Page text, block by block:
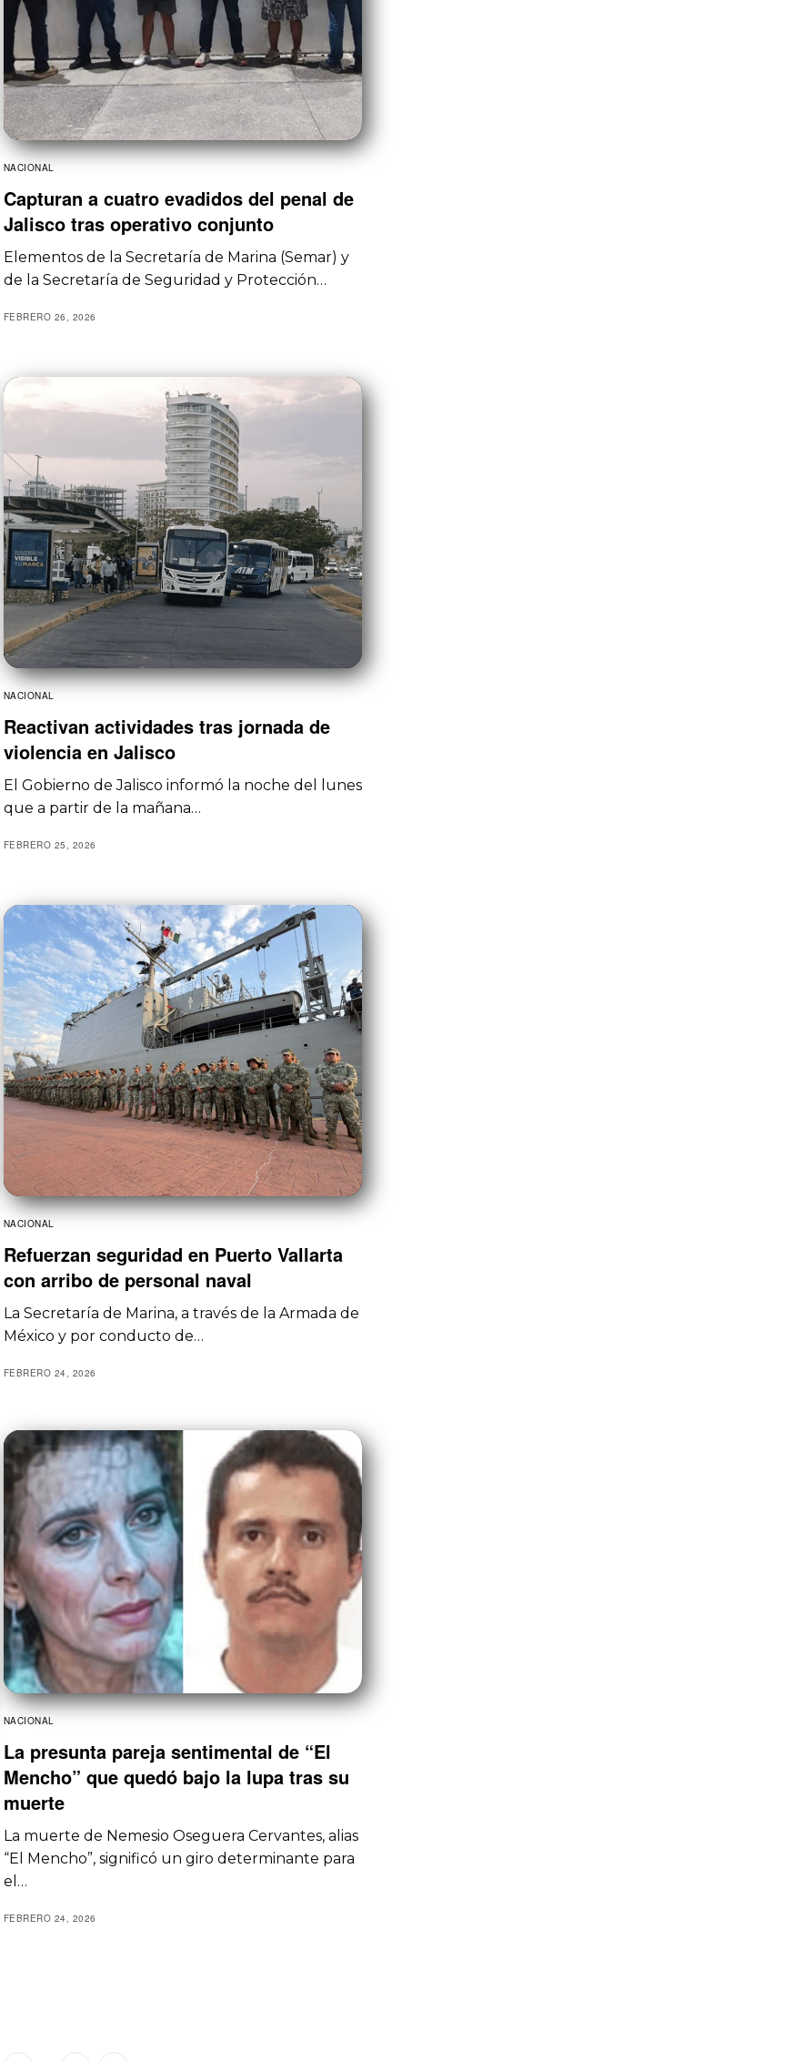
NACIONAL
Capturan a cuatro evadidos del penal de
Jalisco tras operativo conjunto
Elementos de la Secretaría de Marina (Semar) y
de la Secretaría de Seguridad y Protección…
FEBRERO 26, 2026
NACIONAL
Reactivan actividades tras jornada de
violencia en Jalisco
El Gobierno de Jalisco informó la noche del lunes
que a partir de la mañana…
FEBRERO 25, 2026
NACIONAL
Refuerzan seguridad en Puerto Vallarta
con arribo de personal naval
La Secretaría de Marina, a través de la Armada de
México y por conducto de…
FEBRERO 24, 2026
NACIONAL
La presunta pareja sentimental de “El
Mencho” que quedó bajo la lupa tras su
muerte
La muerte de Nemesio Oseguera Cervantes, alias
“El Mencho”, significó un giro determinante para
el…
FEBRERO 24, 2026